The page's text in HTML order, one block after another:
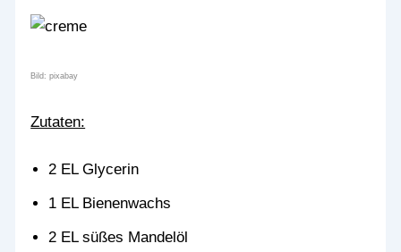
Bild: pixabay
Zutaten:
2 EL Glycerin
1 EL Bienenwachs
2 EL süßes Mandelöl